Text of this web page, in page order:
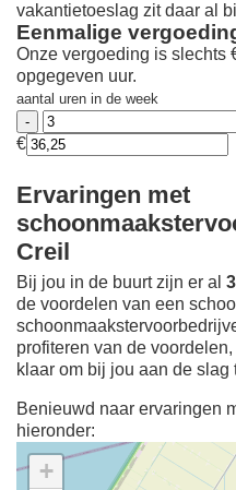
vakantietoeslag zit daar al
Eenmalige
Onze vergoeding is slechts
opgegeven uur.
aantal uren in de week
€
Ervaringen met
Creil
Bij jou in de buurt zijn er al
de voordelen van een
profiteren van de voordelen,
klaar om bij jou aan de slag
Benieuwd naar ervaringen
hieronder:
+